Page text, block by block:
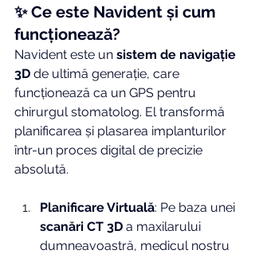
✨ Ce este Navident și cum
funcționează?
Navident este un sistem de navigație
3D de ultimă generație, care
funcționează ca un GPS pentru
chirurgul stomatolog. El transformă
planificarea și plasarea implanturilor
într-un proces digital de precizie
absolută.
Planificare Virtuală: Pe baza unei
scanări CT 3D a maxilarului
dumneavoastră, medicul nostru